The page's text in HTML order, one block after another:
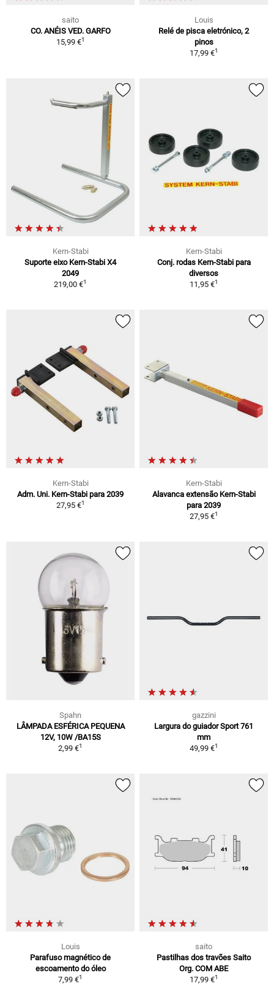
saito
CO. ANÉIS VED. GARFO
15,99 €1
Louis
Relé de pisca eletrónico, 2
pinos
17,99 €1
Kern-Stabi
Suporte eixo Kern-Stabi X4
2049
219,00 €1
Kern-Stabi
Conj. rodas Kern-Stabi para
diversos
11,95 €1
Kern-Stabi
Adm. Uni. Kern-Stabi para 2039
27,95 €1
Kern-Stabi
Alavanca extensão Kern-Stabi
para 2039
27,95 €1
Spahn
LÂMPADA ESFÉRICA PEQUENA
12V, 10W /BA15S
2,99 €1
gazzini
Largura do guiador Sport 761
mm
49,99 €1
Louis
Parafuso magnético de
escoamento do óleo
7,99 €1
saito
Pastilhas dos travões Saito
Org. COM ABE
17,99 €1